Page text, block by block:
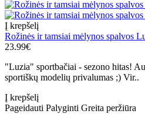
Į krepšelį
Rožinės ir tamsiai mėlynos spalvos
23.99€
"Luzia" sportbačiai - sezono hitas!
sportiškų modelių privalumas ;) Vir..
Į krepšelį
Pageidauti Palyginti Greita peržiūra